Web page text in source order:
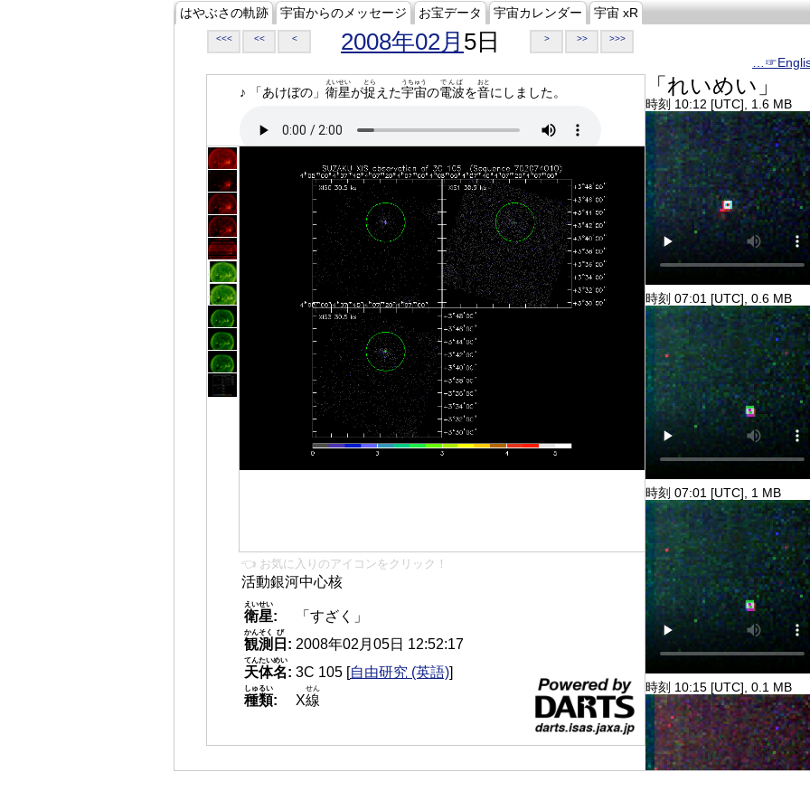
はやぶさの軌跡 宇宙からのメッセージ お宝データ 宇宙カレンダー 宇宙 xR
<<< << < 2008年02月 5日 > >> >>>
♪ 「あけぼの」 衛星
えいせい
が捉
とら
えた宇宙
うちゅう
の電波
でんぱ
を音
おと
にしました。
👈 お気に入りのアイコンをクリック！
活動銀河中心核
衛星
えいせい
:
「すざく」
観測
かんそく
日
び
: 2008年02月05日 12:52:17
天体名
てんたいめい
: 3C 105 [自由研究 (英語)]
種類
しゅるい
: X線
せん
「れいめい」
時刻 10:12 [UTC], 1.6 MB
時刻 07:01 [UTC], 0.6 MB
時刻 07:01 [UTC], 1 MB
時刻 10:15 [UTC], 0.1 MB